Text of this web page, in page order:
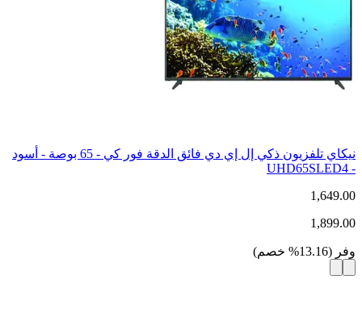
نيكاي تلفزيون ذكي إل إي دي فائق الدقة فور كي - 65 بوصة - أسود
- UHD65SLED4
1,649.00
1,899.00
وفر (
13.16
% خصم)